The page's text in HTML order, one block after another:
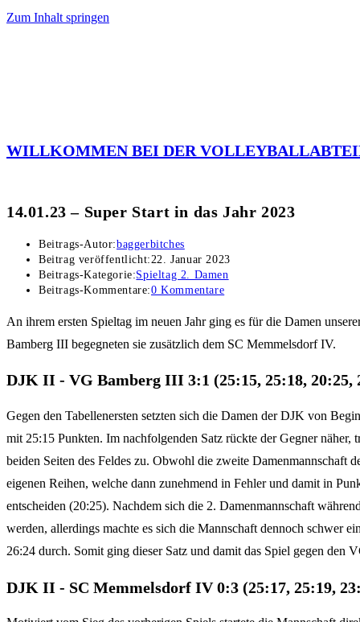
Zum Inhalt springen
WILLKOMMEN BEI DER
14.01.23 – Super Start in das Jahr 2023
Beitrags-Autor:baggerbitches
Beitrag veröffentlicht: 22. Januar 2023
Beitrags-Kategorie:Spieltag 2. Damen
Beitrags-Kommentare:0 Kommentare
An ihrem ersten Spieltag im neuen Jahr ging es für die Damen
Bamberg III begegneten sie zusätzlich dem SC Memmelsdorf IV.
DJK II - VG Bamberg III 3:1 (25:15, 25:18, 20:25,
Gegen den Tabellenersten setzten sich die Damen der DJK von
mit 25:15 Punkten. Im nachfolgenden Satz rückte der Gegner
beiden Seiten des Feldes zu. Obwohl die zweite Damenmannschaft
eigenen Reihen, welche dann zunehmend in Fehler und damit in
entscheiden (20:25). Nachdem sich die 2. Damenmannschaft
werden, allerdings machte es sich die Mannschaft dennoch schwer
26:24 durch. Somit ging dieser Satz und damit das Spiel gegen
DJK II - SC Memmelsdorf IV 0:3 (25:17, 25:19,